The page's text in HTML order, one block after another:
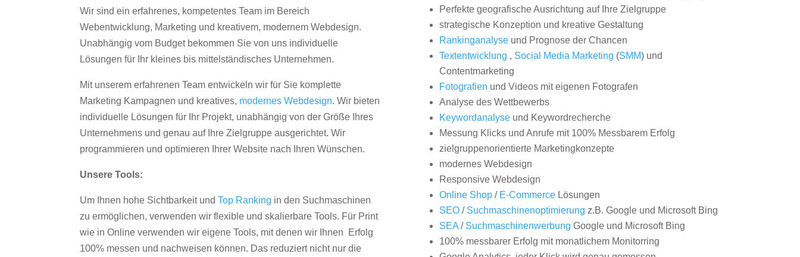
Wir sind ein erfahrenes, kompetentes Team im Bereich
Webentwicklung, Marketing und kreativem, modernem Webdesign.
Unabhängig vom Budget bekommen Sie von uns individuelle
Lösungen für Ihr kleines bis mittelständisches Unternehmen.
Mit unserem erfahrenen Team entwickeln wir für Sie komplette
Marketing Kampagnen und kreatives, modernes Webdesign. Wir bieten
individuelle Lösungen für Ihr Projekt, unabhängig von der Größe Ihres
Unternehmens und genau auf Ihre Zielgruppe ausgerichtet. Wir
programmieren und optimieren Ihrer Website nach Ihren Wünschen.
Unsere Tools:
Um Ihnen hohe Sichtbarkeit undTop Ranking in den Suchmaschinen
zu ermöglichen, verwenden wir flexible und skalierbare Tools. Für Print
wie in Online verwenden wir eigene Tools, mit denen wir Ihnen Erfolg
100% messen und nachweisen können. Das reduziert nicht nur die
Perfekte geografische Ausrichtung auf Ihre Zielgruppe
strategische Konzeption und kreative Gestaltung
Rankinganalyseund Prognose der Chancen
Textentwicklung , Social Media Marketing (SMM) und
Contentmarketing
Fotografien und Videos mit eigenen Fotografen
Analyse des Wettbewerbs
Keywordanalyseund Keywordrecherche
Messung Klicks und Anrufe mit 100% Messbarem Erfolg
zielgruppenorientierte Marketingkonzepte
modernes Webdesign
Responsive Webdesign
Online Shop/ E-CommerceLösungen
SEO/ Suchmaschinenoptimierung z.B. Google und Microsoft Bing
SEA/ Suchmaschinenwerbung Google und Microsoft Bing
100% messbarer Erfolg mit monatlichem Monitorring